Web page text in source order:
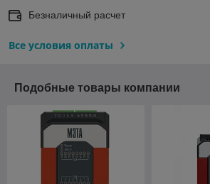
Безналичный расчет
Все условия оплаты
Подобные товары компании